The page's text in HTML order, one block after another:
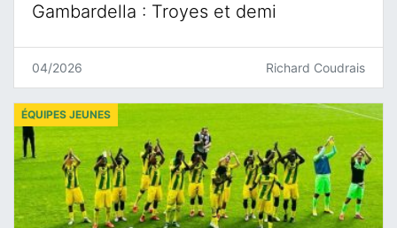
Gambardella : Troyes et demi
04/2026 Richard Coudrais
ÉQUIPES JEUNES